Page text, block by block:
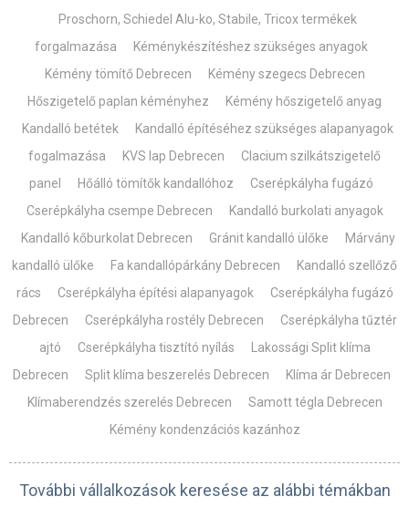
Proschorn, Schiedel Alu-ko, Stabile, Tricox termékek
forgalmazása
Kéménykészítéshez szükséges anyagok
Kémény tömítő Debrecen
Kémény szegecs Debrecen
Hőszigetelő paplan kéményhez
Kémény hőszigetelő anyag
Kandalló betétek
Kandalló építéséhez szükséges alapanyagok
fogalmazása
KVS lap Debrecen
Clacium szilkátszigetelő
panel
Hőálló tömítők kandallóhoz
Cserépkályha fugázó
Cserépkályha csempe Debrecen
Kandalló burkolati anyagok
Kandalló kőburkolat Debrecen
Gránit kandalló ülőke
Márvány
kandalló ülőke
Fa kandallópárkány Debrecen
Kandalló szellőző
rács
Cserépkályha építési alapanyagok
Cserépkályha fugázó
Debrecen
Cserépkályha rostély Debrecen
Cserépkályha tűztér
ajtó
Cserépkályha tisztító nyílás
Lakossági Split klíma
Debrecen
Split klíma beszerelés Debrecen
Klíma ár Debrecen
Klímaberendzés szerelés Debrecen
Samott tégla Debrecen
Kémény kondenzációs kazánhoz
További vállalkozások keresése az alábbi témákban